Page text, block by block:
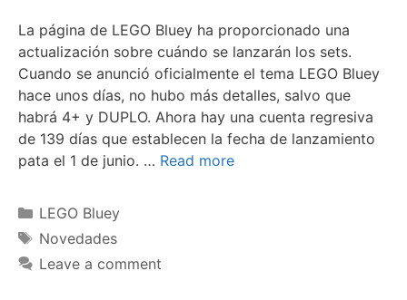
La página de LEGO Bluey ha proporcionado una
actualización sobre cuándo se lanzarán los sets.
Cuando se anunció oficialmente el tema LEGO Bluey
hace unos días, no hubo más detalles, salvo que
habrá 4+ y DUPLO. Ahora hay una cuenta regresiva
de 139 días que establecen la fecha de lanzamiento
pata el 1 de junio. … Read more
Categories
LEGO Bluey
Tags
Novedades
Leave a comment